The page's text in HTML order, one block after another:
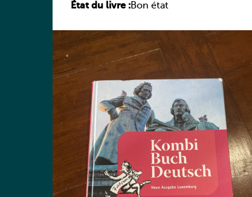
Ausgabe Luxemburg)
État du livre :Bon état